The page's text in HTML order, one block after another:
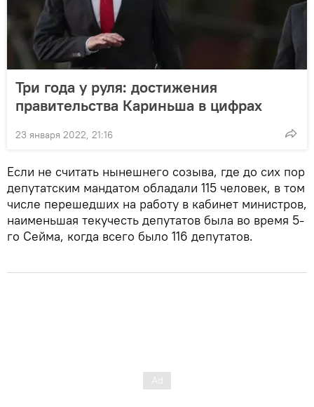
Три года у руля: достижения
правительства Кариньша в цифрах
23 января 2022, 21:16
Если не считать нынешнего созыва, где до сих пор
депутатским мандатом обладали 115 человек, в том
числе перешедших на работу в кабинет министров,
наименьшая текучесть депутатов была во время 5-
го Сейма, когда всего было 116 депутатов.